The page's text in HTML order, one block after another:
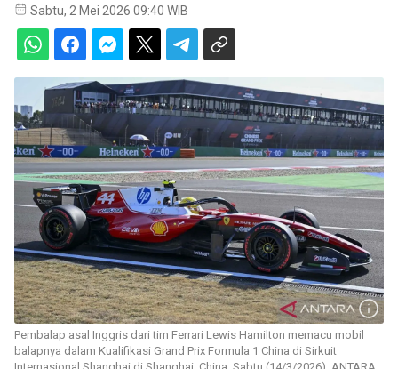
Sabtu, 2 Mei 2026 09:40 WIB
Pembalap asal Inggris dari tim Ferrari Lewis Hamilton memacu mobil
balapnya dalam Kualifikasi Grand Prix Formula 1 China di Sirkuit